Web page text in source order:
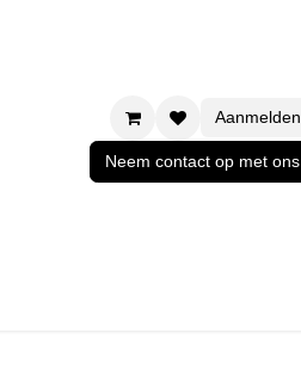
Aanmelden
Neem contact op met ons